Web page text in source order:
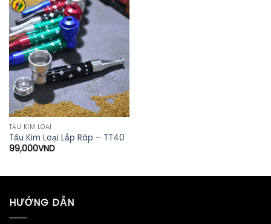
TẨU KIM LOẠI
Tẩu Kim Loại Lắp Ráp – TT40
99,000VND
HƯỚNG DẪN